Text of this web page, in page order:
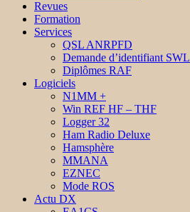
Revues
Formation
Services
QSL ANRPFD
Demande d’identifiant SWL
Diplômes RAF
Logiciels
N1MM +
Win REF HF – THF
Logger 32
Ham Radio Deluxe
Hamsphère
MMANA
EZNEC
Mode ROS
Actu DX